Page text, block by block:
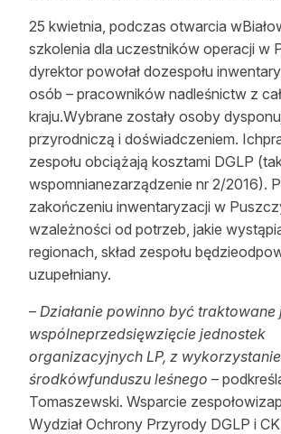
25 kwietnia, podczas otwarcia
szkolenia dla uczestników operacji w
dyrektor powołał dozespołu
osób – pracowników nadleśnictw z
kraju.Wybrane zostały osoby
przyrodniczą i doświadczeniem.
zespołu obciążają kosztami DGLP
wspomnianezarządzenie nr 2/2016).
zakończeniu inwentaryzacji w
wzależności od potrzeb, jakie
regionach, skład zespołu
uzupełniany.
– Działanie powinno być traktowane
wspólneprzedsięwzięcie jednostek
organizacyjnych LP, z
środkówfunduszu leśnego –
Tomaszewski. Wsparcie
Wydział Ochrony Przyrody DGLP i